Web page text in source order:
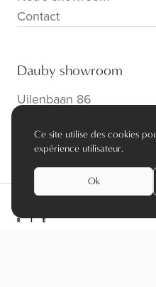
Contact
Dauby showroom
Uilenbaan 86
info@dauby.be|+32 3
Ce site utilise des cookies
expérience utilisateur.
Ok